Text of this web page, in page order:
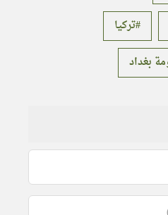
تركيا
بغداد